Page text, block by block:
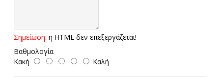
Σημείωση: η HTML δεν επεξεργάζεται!
Βαθμολογία
Κακή
Καλή